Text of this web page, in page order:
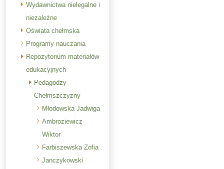
Wydawnictwa nielegalne i
niezależne
Oświata chełmska
Programy nauczania
Repozytorium materiałów
edukacyjnych
Pedagodzy
Chełmszczyzny
Młodowska Jadwiga
Ambroziewicz
Wiktor
Farbiszewska Zofia
Janczykowski